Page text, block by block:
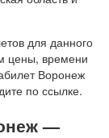
для данного
цены, времени
Воронеж
по ссылке.
—